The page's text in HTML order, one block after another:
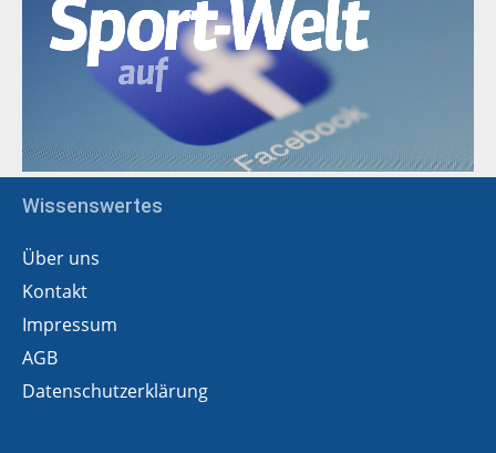
Wissenswertes
Über uns
Kontakt
Impressum
AGB
Datenschutzerklärung